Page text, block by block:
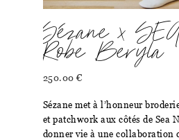
Sézane x
Robe Beryla
250.00 €
Sézane met à l’honneur
et patchwork aux côtés de Sea
donner vie à une collaboration